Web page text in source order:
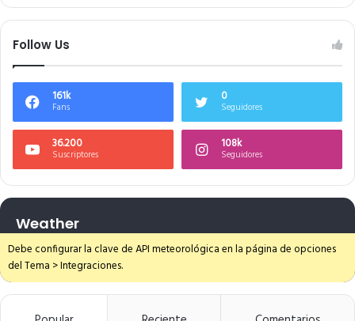
Follow Us
161k
Fans
0
Seguidores
36.200
Suscriptores
108k
Seguidores
Weather
Debe configurar la clave de API meteorológica en la página de opciones
del Tema > Integraciones.